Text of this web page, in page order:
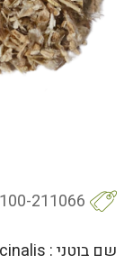
100-211066
שם בוטני : Althea officinalis